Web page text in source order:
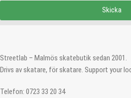
Skicka
Streetlab – Malmös skatebutik sedan 2001.
Drivs av skatare, för skatare. Support your
Telefon: 0723 33 20 34